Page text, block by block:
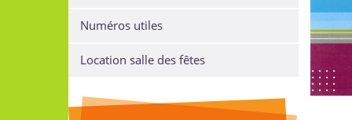
Numéros utiles
Location salle des fêtes